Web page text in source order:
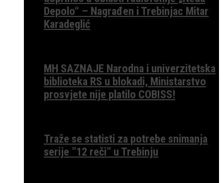
Depolo“ – Nagrađen i Trebinjac Mitar
Karadeglić
MH SAZNAJE Narodna i univerzitetska
biblioteka RS u blokadi, Ministarstvo
prosvjete nije platilo COBISS!
Traže se statisti za potrebe snimanja
serije ”12 reči” u Trebinju